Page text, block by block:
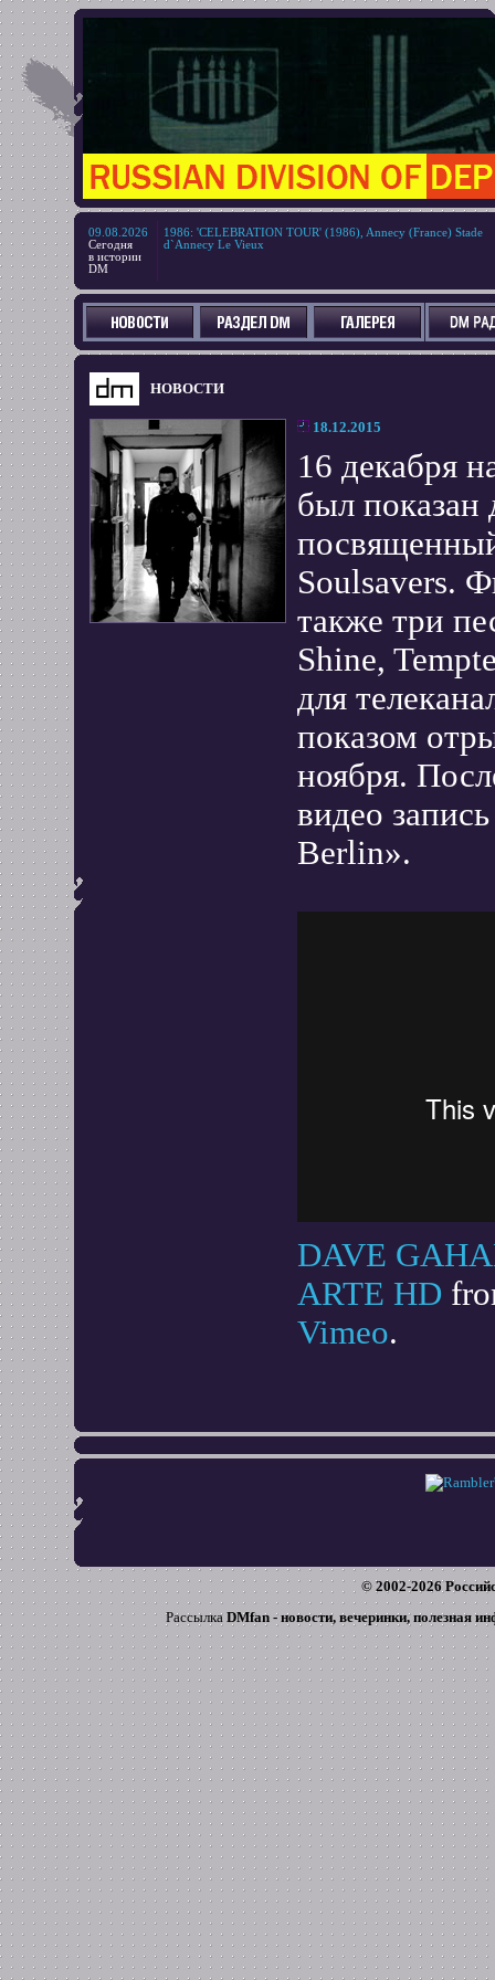
09.08.2026
Сегодня
в истории
DM
1986: 'CELEBRATION TOUR' (1986), Annecy (France) Stade
d`Annecy Le Vieux
НОВОСТИ
18.12.2015
16 декабря
был
Soulsavers.
также три
Shine,
для
показом
ноября.
видео
Berlin».
DAVE
ARTE HD
Vimeo.
© 2002-2026
Рассылка DMfan - новости, вечеринки, полезная